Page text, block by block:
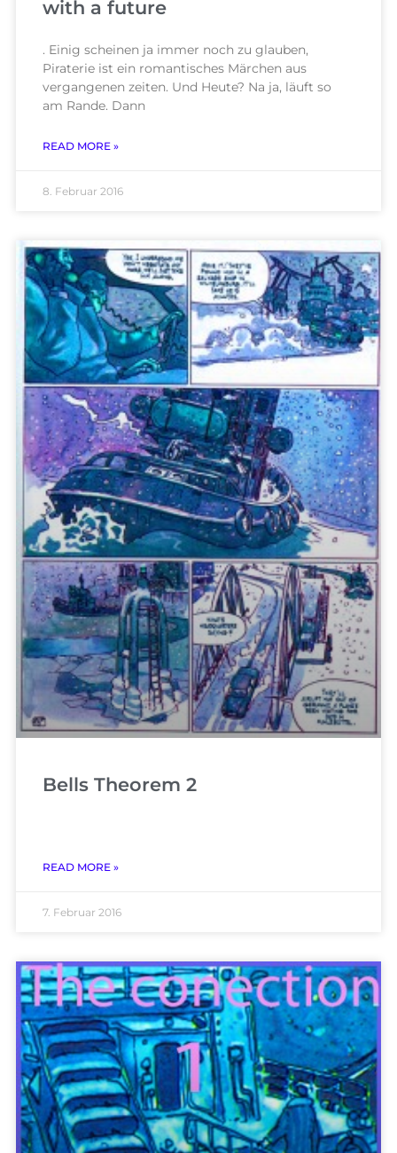
with a future
. Einig scheinen ja immer noch zu glauben,
Piraterie ist ein romantisches Märchen aus
vergangenen zeiten. Und Heute? Na ja, läuft so
am Rande. Dann
READ MORE »
8. Februar 2016
Bells Theorem 2
READ MORE »
7. Februar 2016